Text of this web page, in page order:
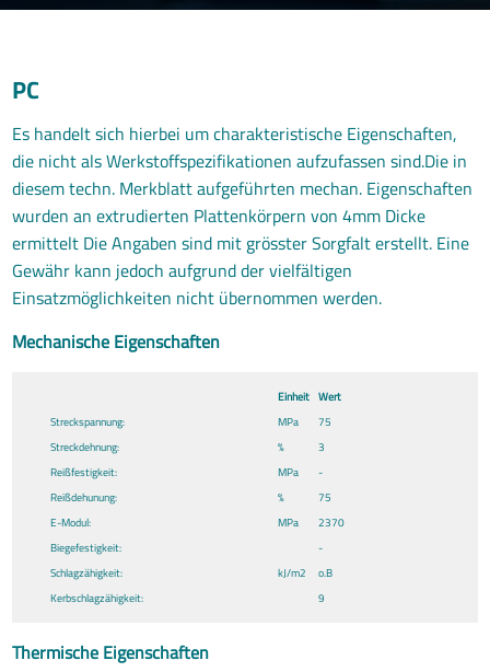
PC
Es handelt sich hierbei um charakteristische Eigenschaften,
die nicht als Werkstoffspezifikationen aufzufassen sind.Die in
diesem techn. Merkblatt aufgeführten mechan. Eigenschaften
wurden an extrudierten Plattenkörpern von 4mm Dicke
ermittelt Die Angaben sind mit grösster Sorgfalt erstellt. Eine
Gewähr kann jedoch aufgrund der vielfältigen
Einsatzmöglichkeiten nicht übernommen werden.
Mechanische Eigenschaften
Einheit Wert
Streckspannung:
MPa
75
Streckdehnung:
%
3
Reißfestigkeit:
MPa
-
Reißdehunung:
%
75
E-Modul:
MPa
2370
Biegefestigkeit:
-
Schlagzähigkeit:
kJ/m2
o.B
Kerbschlagzähigkeit:
9
Thermische Eigenschaften